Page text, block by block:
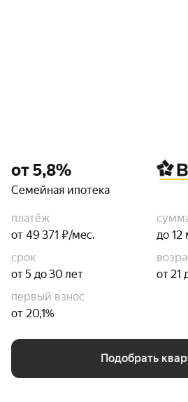
от 5,8%
Семейная ипотека
платёж
от 49 371 ₽/мес.
до 12
срок
от 5 до 30 лет
от 21
первый взнос
от 20,1%
Подобрать